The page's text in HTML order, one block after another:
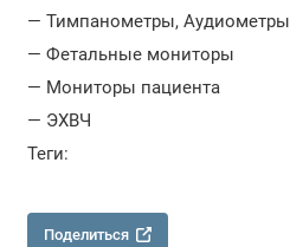
— Тимпанометры, Аудиометры
— Фетальные мониторы
— Мониторы пациента
— ЭХВЧ
Теги:
Поделиться